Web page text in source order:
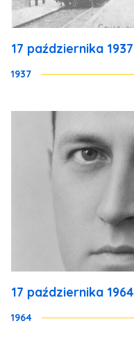
17 października 1937
1937
17 października 1964
1964